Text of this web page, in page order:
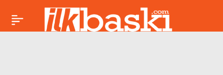
Mehmet Akif Ersoy